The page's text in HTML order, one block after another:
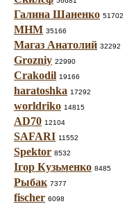
Галина Шаненко 51702
МНМ 35166
Магаз Анатолий 32292
Grozniy 22990
Crakodil 19166
haratoshka 17292
worldriko 14815
AD70 12104
SAFARI 11552
Spektor 8532
Ігор Кузьменко 8485
Рыбак 7377
fischer 6098